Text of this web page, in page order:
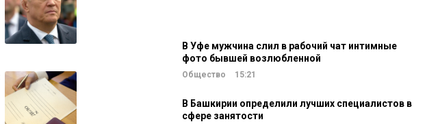
В Уфе мужчина слил в рабочий чат интимные
фото бывшей возлюбленной
Общество 15:21
В Башкирии определили лучших специалистов в
сфере занятости